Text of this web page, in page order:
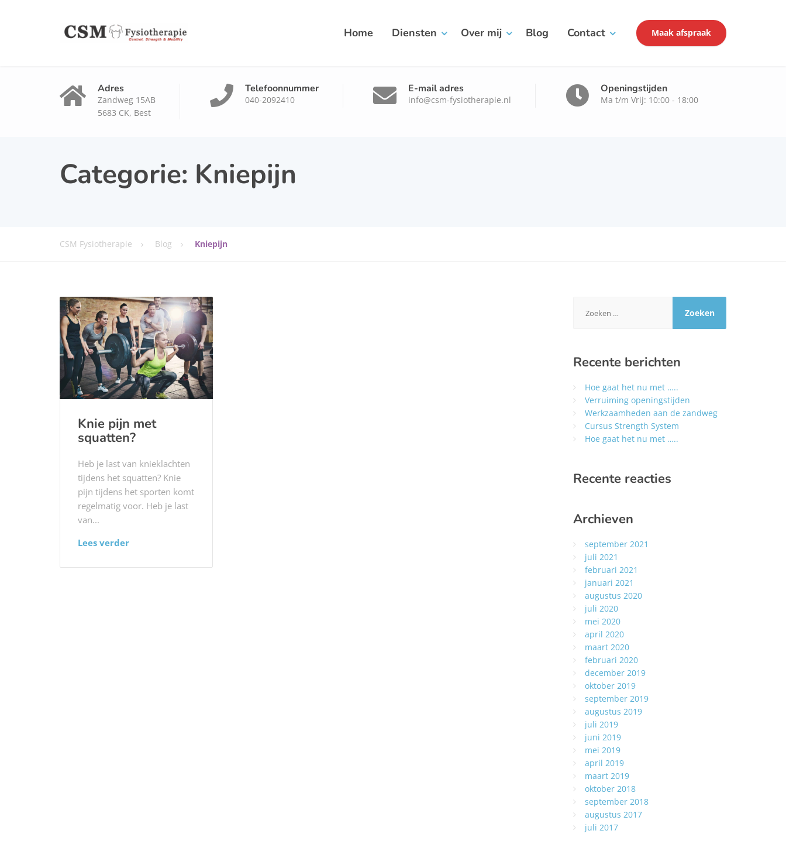
Home Diensten Over mij Blog Contact Maak afspraak
Adres
Zandweg 15AB
5683 CK, Best
Telefoonnummer
040-2092410
E-mail adres
info@csm-fysiotherapie.nl
Openingstijden
Ma t/m Vrij: 10:00 - 18:00
Categorie: Kniepijn
CSM Fysiotherapie Blog Kniepijn
Knie pijn met
squatten?
Heb je last van knieklachten
tijdens het squatten? Knie
pijn tijdens het sporten komt
regelmatig voor. Heb je last
van...
Lees verder
naar:
Recente berichten
Hoe gaat het nu met …..
Verruiming openingstijden
Werkzaamheden aan de zandweg
Cursus Strength System
Hoe gaat het nu met …..
Recente reacties
Archieven
september 2021
juli 2021
februari 2021
januari 2021
augustus 2020
juli 2020
mei 2020
april 2020
maart 2020
februari 2020
december 2019
oktober 2019
september 2019
augustus 2019
juli 2019
juni 2019
mei 2019
april 2019
maart 2019
oktober 2018
september 2018
augustus 2017
juli 2017